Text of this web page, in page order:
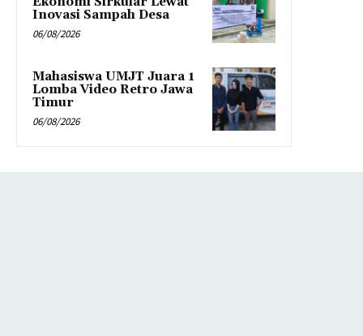
Inovasi Sampah Desa
06/08/2026
Mahasiswa UMJT Juara 1
Lomba Video Retro Jawa
Timur
06/08/2026